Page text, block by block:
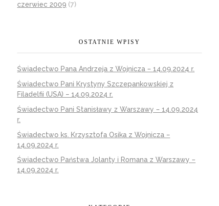
czerwiec 2009 (7)
OSTATNIE WPISY
Świadectwo Pana Andrzeja z Wojnicza – 14.09.2024 r.
Świadectwo Pani Krystyny Szczepankowskiej z
Filadelfii (USA) – 14.09.2024 r.
Świadectwo Pani Stanisławy z Warszawy – 14.09.2024
r.
Świadectwo ks. Krzysztofa Osika z Wojnicza –
14.09.2024 r.
Świadectwo Państwa Jolanty i Romana z Warszawy –
14.09.2024 r.